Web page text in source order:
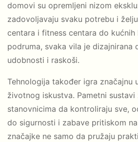
domovi su opremljeni nizom
zadovoljavaju svaku potrebu i
centara i fitness centara do kućnih
podruma, svaka vila je dizajnirana
udobnosti i raskoši.
Tehnologija također igra značajnu
životnog iskustva. Pametni
stanovnicima da kontroliraju sve,
do sigurnosti i zabave pritiskom
značajke ne samo da pružaju